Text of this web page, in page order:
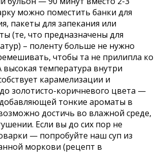
можно поместить банки для
пакеты для запекания или
(те, что предназначены для
– поленту больше не нужно
чтобы та не прилипла ко
высокая температура внутри
карамелизации и
золотисто-коричневого цвета —
тонкие ароматы в
достичь во влажной среде,
Если вы до сих пор не
— попробуйте наш суп из
моркови (рецепт в